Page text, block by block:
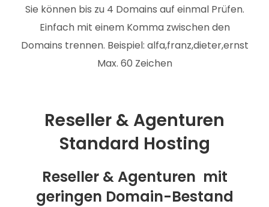
Sie können bis zu 4 Domains auf einmal Prüfen.
Einfach mit einem Komma zwischen den
Domains trennen. Beispiel: alfa,franz,dieter,ernst
Max. 60 Zeichen
Reseller & Agenturen
Standard Hosting
Reseller & Agenturen mit
geringen Domain-Bestand